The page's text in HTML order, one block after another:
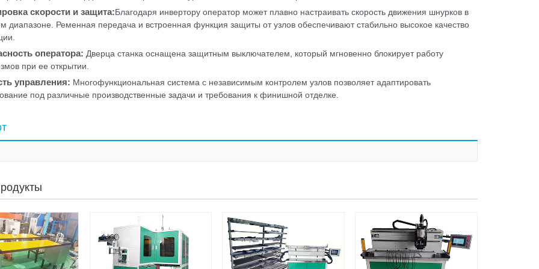
скорости и защита:Благодаря инвертору оператор может плавно настраивать скорость движения шнурков в
диапазоне. Ременная передача и встроенная функция защиты от узлов обеспечивают стабильно высокое качество
оператора: Дверца станка оснащена защитным выключателем, который мгновенно блокирует работу
при ее открытии.
управления: Многофункциональная система с независимым контролем узлов позволяет адаптировать
под различные производственные задачи и требования к финишной отделке.